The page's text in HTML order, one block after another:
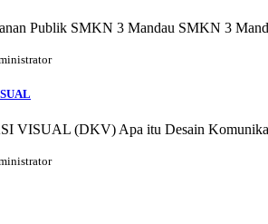
Publik SMKN 3 Mandau SMKN 3
(DKV) Apa itu Desain Komunikasi